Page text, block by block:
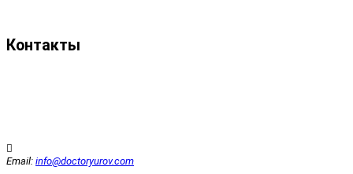
Контакты
Email: info@doctoryurov.com